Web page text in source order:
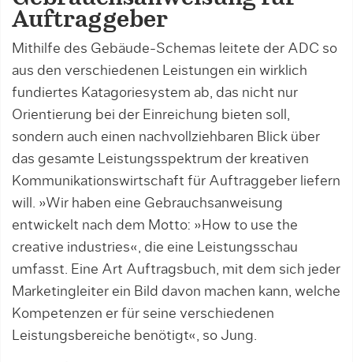
Auftraggeber
Mithilfe des Gebäude-Schemas leitete der ADC so
aus den verschiedenen Leistungen ein wirklich
fundiertes Katagoriesystem ab, das nicht nur
Orientierung bei der Einreichung bieten soll,
sondern auch einen nachvollziehbaren Blick über
das gesamte Leistungsspektrum der kreativen
Kommunikationswirtschaft für Auftraggeber liefern
will. »Wir haben eine Gebrauchsanweisung
entwickelt nach dem Motto: »How to use the
creative industries«, die eine Leistungsschau
umfasst. Eine Art Auftragsbuch, mit dem sich jeder
Marketingleiter ein Bild davon machen kann, welche
Kompetenzen er für seine verschiedenen
Leistungsbereiche benötigt«, so Jung.